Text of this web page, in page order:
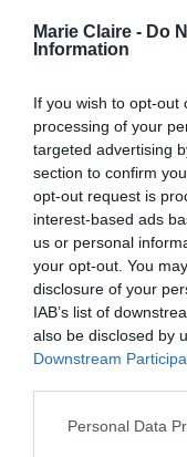
Marie Claire - Do
Information
If you wish to opt-out
processing of your
targeted advertising
section to confirm
opt-out request is
interest-based ads
us or personal
your opt-out. You
disclosure of your
IAB’s list of
also be disclosed by
Downstream
Personal Data
developing a
Afghan war
• The book
Jowett’s
of Paras
— Variety
Σε προηγούμενη
αναφέρει
που